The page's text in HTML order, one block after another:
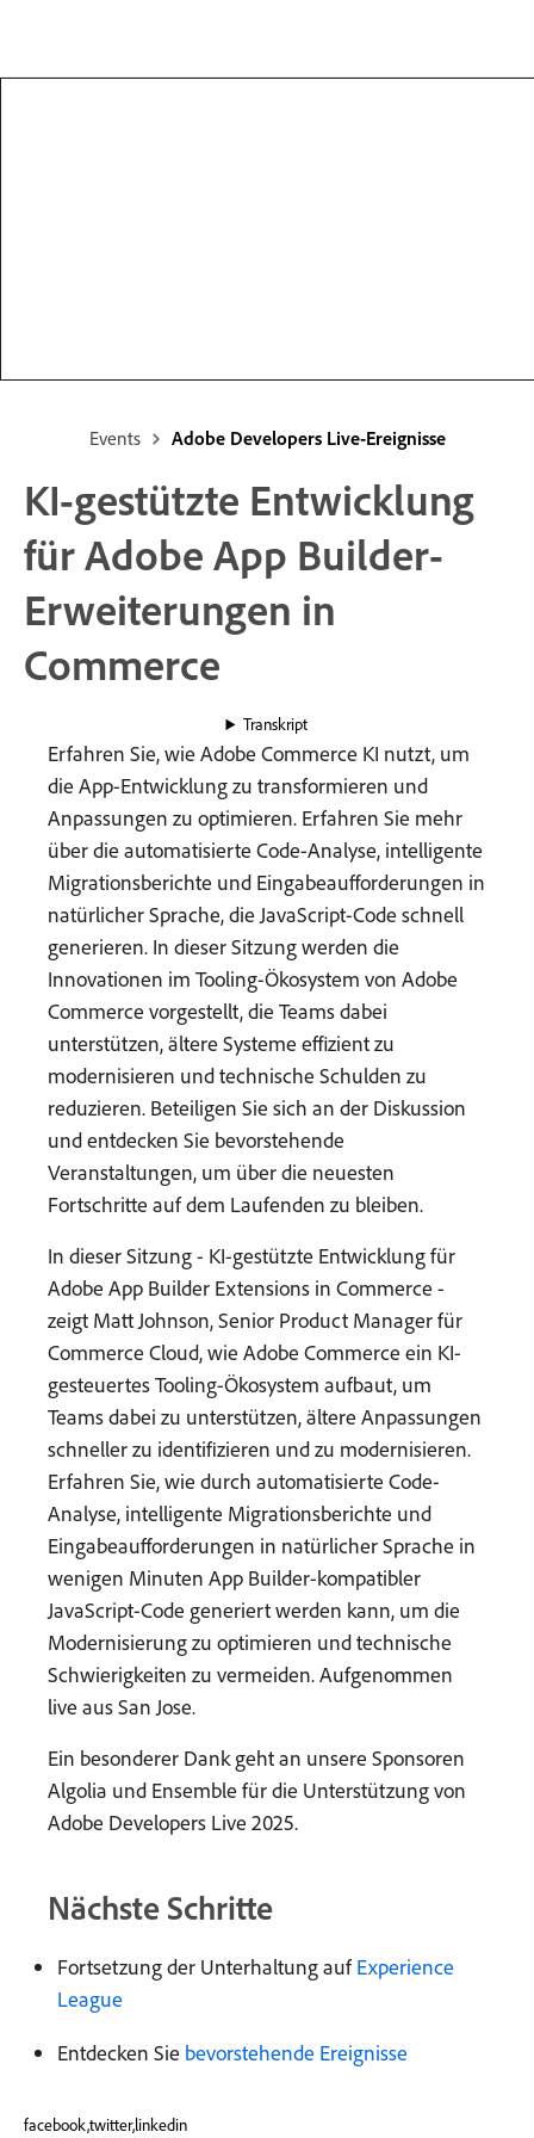
Events Adobe Developers Live-Ereignisse
KI-gestützte Entwicklung
für Adobe App Builder-
Erweiterungen in
Commerce
Transkript
Erfahren Sie, wie Adobe Commerce KI nutzt, um
die App-Entwicklung zu transformieren und
Anpassungen zu optimieren. Erfahren Sie mehr
über die automatisierte Code-Analyse, intelligente
Migrationsberichte und Eingabeaufforderungen in
natürlicher Sprache, die JavaScript-Code schnell
generieren. In dieser Sitzung werden die
Innovationen im Tooling-Ökosystem von Adobe
Commerce vorgestellt, die Teams dabei
unterstützen, ältere Systeme effizient zu
modernisieren und technische Schulden zu
reduzieren. Beteiligen Sie sich an der Diskussion
und entdecken Sie bevorstehende
Veranstaltungen, um über die neuesten
Fortschritte auf dem Laufenden zu bleiben.
In dieser Sitzung - KI-gestützte Entwicklung für
Adobe App Builder Extensions in Commerce -
zeigt Matt Johnson, Senior Product Manager für
Commerce Cloud, wie Adobe Commerce ein KI-
gesteuertes Tooling-Ökosystem aufbaut, um
Teams dabei zu unterstützen, ältere Anpassungen
schneller zu identifizieren und zu modernisieren.
Erfahren Sie, wie durch automatisierte Code-
Analyse, intelligente Migrationsberichte und
Eingabeaufforderungen in natürlicher Sprache in
wenigen Minuten App Builder-kompatibler
JavaScript-Code generiert werden kann, um die
Modernisierung zu optimieren und technische
Schwierigkeiten zu vermeiden. Aufgenommen
live aus San Jose.
Ein besonderer Dank geht an unsere Sponsoren
Algolia und Ensemble für die Unterstützung von
Adobe Developers Live 2025.
Nächste Schritte
Fortsetzung der Unterhaltung auf Experience
League
Entdecken Sie bevorstehende Ereignisse
facebook,twitter,linkedin